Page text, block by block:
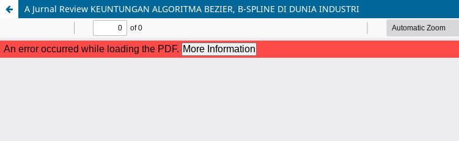
A Jurnal Review KEUNTUNGAN ALGORITMA BEZIER, B-SPLINE DI DUNIA INDUSTRI